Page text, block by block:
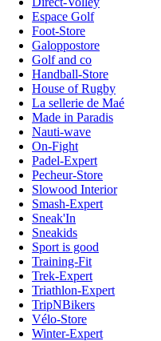
Espace Golf
Foot-Store
Galoppostore
Golf and co
Handball-Store
House of Rugby
La sellerie de Maé
Made in Paradis
Nauti-wave
On-Fight
Padel-Expert
Pecheur-Store
Slowood Interior
Smash-Expert
Sneak'In
Sneakids
Sport is good
Training-Fit
Trek-Expert
Triathlon-Expert
TripNBikers
Vélo-Store
Winter-Expert